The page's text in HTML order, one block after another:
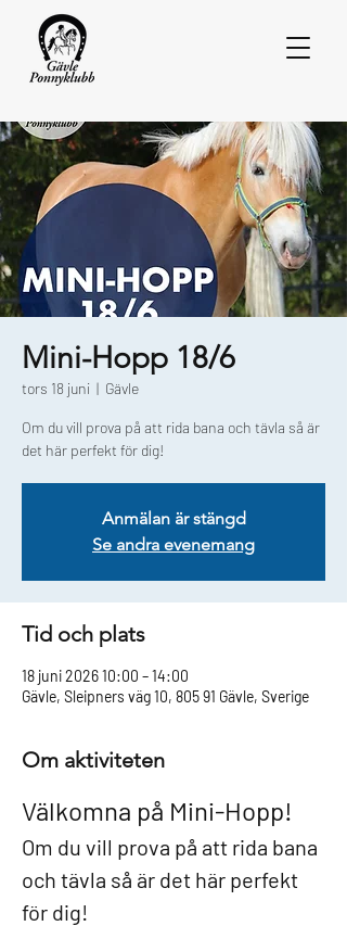
Mini-Hopp 18/6
tors 18 juni
  |
Gävle
Om du vill prova på att rida bana och tävla så är
det här perfekt för dig!
Anmälan är stängd
Se andra evenemang
Tid och plats
18 juni 2026 10:00 – 14:00
Gävle, Sleipners väg 10, 805 91 Gävle, Sverige
Om aktiviteten
Välkomna på Mini-Hopp!
Om du vill prova på att rida bana
och tävla så är det här perfekt
för dig!